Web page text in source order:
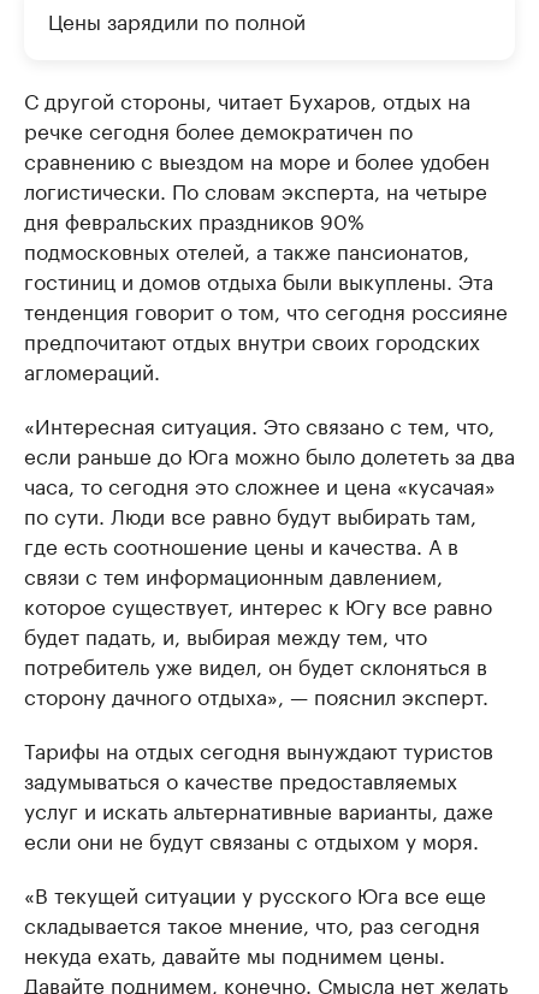
Цены зарядили по полной
С другой стороны, читает Бухаров, отдых на
речке сегодня более демократичен по
сравнению с выездом на море и более удобен
логистически. По словам эксперта, на четыре
дня февральских праздников 90%
подмосковных отелей, а также пансионатов,
гостиниц и домов отдыха были выкуплены. Эта
тенденция говорит о том, что сегодня россияне
предпочитают отдых внутри своих городских
агломераций.
«Интересная ситуация. Это связано с тем, что,
если раньше до Юга можно было долететь за два
часа, то сегодня это сложнее и цена «кусачая»
по сути. Люди все равно будут выбирать там,
где есть соотношение цены и качества. А в
связи с тем информационным давлением,
которое существует, интерес к Югу все равно
будет падать, и, выбирая между тем, что
потребитель уже видел, он будет склоняться в
сторону дачного отдыха», — пояснил эксперт.
Тарифы на отдых сегодня вынуждают туристов
задумываться о качестве предоставляемых
услуг и искать альтернативные варианты, даже
если они не будут связаны с отдыхом у моря.
«В текущей ситуации у русского Юга все еще
складывается такое мнение, что, раз сегодня
некуда ехать, давайте мы поднимем цены.
Давайте поднимем, конечно. Смысла нет желать